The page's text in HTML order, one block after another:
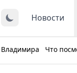
Новости
Что